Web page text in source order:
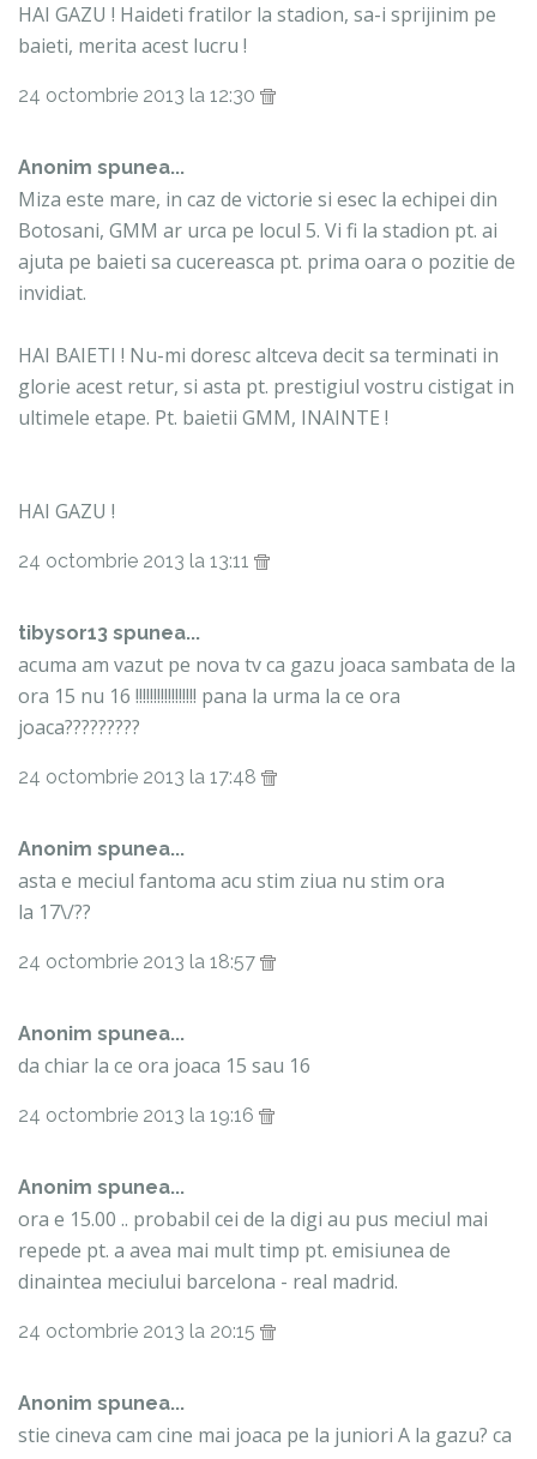
HAI GAZU ! Haideti fratilor la stadion, sa-i sprijinim pe
baieti, merita acest lucru !
24 octombrie 2013 la 12:30
Anonim spunea...
Miza este mare, in caz de victorie si esec la echipei din
Botosani, GMM ar urca pe locul 5. Vi fi la stadion pt. ai
ajuta pe baieti sa cucereasca pt. prima oara o pozitie de
invidiat.
HAI BAIETI ! Nu-mi doresc altceva decit sa terminati in
glorie acest retur, si asta pt. prestigiul vostru cistigat in
ultimele etape. Pt. baietii GMM, INAINTE !
HAI GAZU !
24 octombrie 2013 la 13:11
tibysor13 spunea...
acuma am vazut pe nova tv ca gazu joaca sambata de la
ora 15 nu 16 !!!!!!!!!!!!!!!!! pana la urma la ce ora
joaca?????????
24 octombrie 2013 la 17:48
Anonim spunea...
asta e meciul fantoma acu stim ziua nu stim ora
la 17\/??
24 octombrie 2013 la 18:57
Anonim spunea...
da chiar la ce ora joaca 15 sau 16
24 octombrie 2013 la 19:16
Anonim spunea...
ora e 15.00 .. probabil cei de la digi au pus meciul mai
repede pt. a avea mai mult timp pt. emisiunea de
dinaintea meciului barcelona - real madrid.
24 octombrie 2013 la 20:15
Anonim spunea...
stie cineva cam cine mai joaca pe la juniori A la gazu? ca